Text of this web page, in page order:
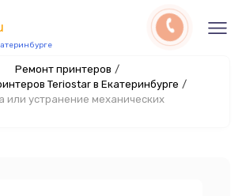
Ремонт принтеров /
Teriostar в Екатеринбурге /
или устранение механических